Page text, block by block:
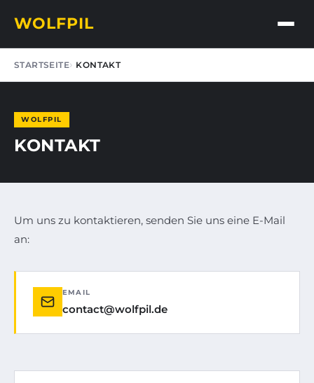
WOLFPIL
STARTSEITE KONTAKT
WOLFPIL
KONTAKT
Um uns zu kontaktieren, senden Sie uns eine E-Mail
an:
EMAIL
contact@wolfpil.de